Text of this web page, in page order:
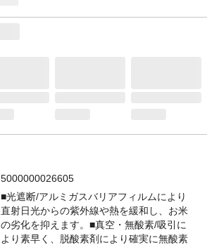
5000000026605
■光遮断/アルミガスバリアフィルムにより
直射日光からの紫外線や熱を緩和し、お米
の劣化を抑えます。■真空・無酸素/吸引に
より素早く、脱酸素剤により確実に無酸素